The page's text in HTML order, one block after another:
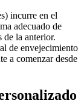
incurre en el
adecuado de
de la anterior.
de envejecimiento
a comenzar desde